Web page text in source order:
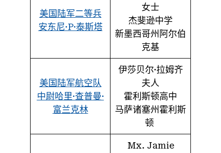
美国陆军二等兵
安东尼·P·泰斯塔
女士
杰斐逊中学
新墨西哥州阿尔伯
克基
美国陆军航空队
中尉哈里·查普曼·
富兰克林
伊莎贝尔·拉姆齐
夫人
霍利斯顿高中
马萨诸塞州霍利斯
顿
Mx. Jamie